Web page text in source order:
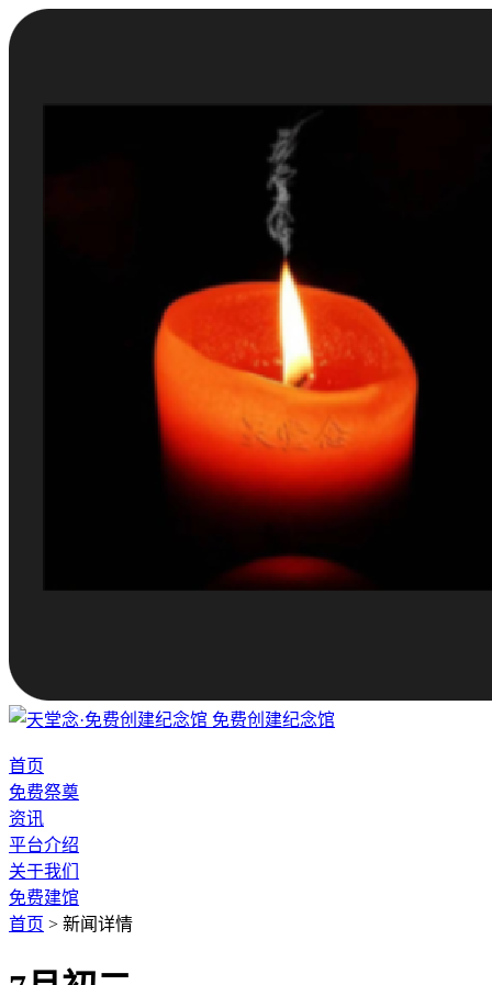
免费创建纪念馆
首页
免费祭奠
资讯
平台介绍
关于我们
免费建馆
首页 > 新闻详情